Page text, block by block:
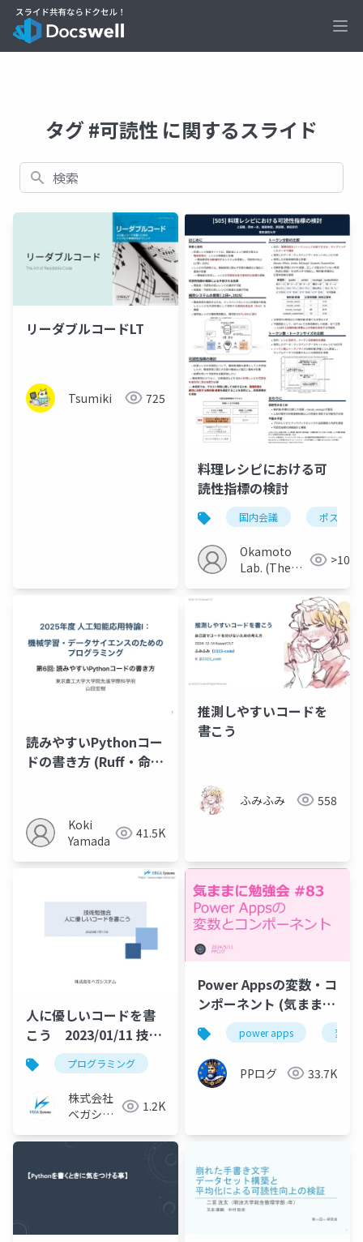
タグ #可読性 に関するスライド
検索
リーダブルコードLT
Tsumiki 725
料理レシピにおける可
読性指標の検討
国内会議 ポスター
Okamoto
Lab. (The
Communications)
>100
読みやすいPythonコー
ドの書き方 (Ruff・命名
Koki
Yamada
41.5K
推測しやすいコードを
書こう
ふみふみ 558
人に優しいコードを書
こう 2023/01/11 技術
勉強会資料プログラミング
株式会社
ベガシス
1.2K
Power Appsの変数・コ
ンポーネント (気ままに
勉強会 #83)
power apps 変数
PPログ 33.7K